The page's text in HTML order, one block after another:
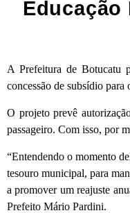
A Prefeitura de Botucatu
concessão de subsídio
O projeto prevê
passageiro. Com isso, por
“Entendendo o momento
tesouro municipal, para
a promover um reajuste
Prefeito Mário Pardini.